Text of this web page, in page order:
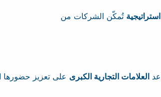
العلامات التجارية الكبرى